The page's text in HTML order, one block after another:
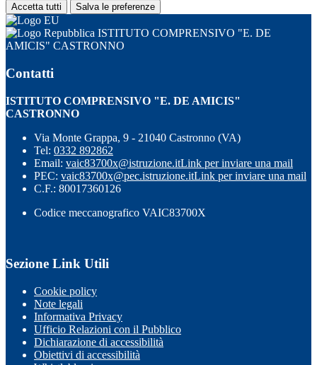
Accetta tutti Salva le preferenze
ISTITUTO COMPRENSIVO "E. DE
AMICIS" CASTRONNO
Contatti
ISTITUTO COMPRENSIVO "E. DE AMICIS"
CASTRONNO
Via Monte Grappa, 9 - 21040 Castronno (VA)
Tel: 0332 892862
Email: vaic83700x@istruzione.itLink per inviare una mail
PEC: vaic83700x@pec.istruzione.itLink per inviare una mail
C.F.: 80017360126
Codice meccanografico VAIC83700X
Sezione Link Utili
Cookie policy
Note legali
Informativa Privacy
Ufficio Relazioni con il Pubblico
Dichiarazione di accessibilità
Obiettivi di accessibilità